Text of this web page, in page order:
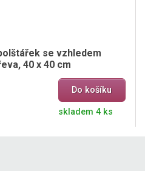
se vzhledem
40 x 40 cm
Do košíku
skladem 4 ks